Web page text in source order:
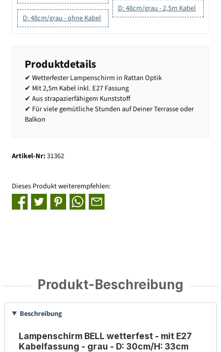
D: 48cm/grau - 2,5m Kabel
D: 48cm/grau - ohne Kabel
Produktdetails
✔ Wetterfester Lampenschirm in Rattan Optik
✔ Mit 2,5m Kabel inkl. E27 Fassung
✔ Aus strapazierfähigem Kunststoff
✔ Für viele gemütliche Stunden auf Deiner Terrasse oder
Balkon
Artikel-Nr:31362
Dieses Produkt weiterempfehlen:
Produkt-Beschreibung
Beschreibung
Lampenschirm BELL wetterfest - mit E27
Kabelfassung - grau - D: 30cm/H: 33cm